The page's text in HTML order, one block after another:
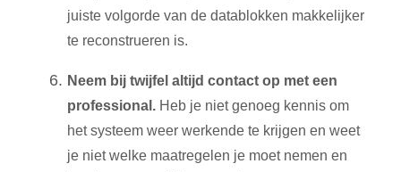
juiste volgorde van de datablokken makkelijker
te reconstrueren is.
Neem bij twijfel altijd contact op met een
professional. Heb je niet genoeg kennis om
het systeem weer werkende te krijgen en weet
je niet welke maatregelen je moet nemen en